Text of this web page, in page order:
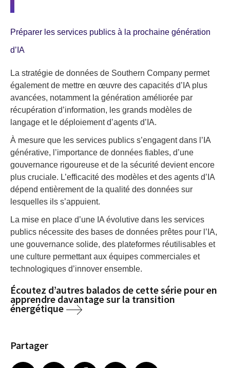
Préparer les services publics à la prochaine génération
d’IA
La stratégie de données de Southern Company permet
également de mettre en œuvre des capacités d’IA plus
avancées, notamment la génération améliorée par
récupération d’information, les grands modèles de
langage et le déploiement d’agents d’IA.
À mesure que les services publics s’engagent dans l’IA
générative, l’importance de données fiables, d’une
gouvernance rigoureuse et de la sécurité devient encore
plus cruciale. L’efficacité des modèles et des agents d’IA
dépend entièrement de la qualité des données sur
lesquelles ils s’appuient.
La mise en place d’une IA évolutive dans les services
publics nécessite des bases de données prêtes pour l’IA,
une gouvernance solide, des plateformes réutilisables et
une culture permettant aux équipes commerciales et
technologiques d’innover ensemble.
Écoutez d’autres balados de cette série pour en
apprendre davantage sur la transition
énergétique
Partager